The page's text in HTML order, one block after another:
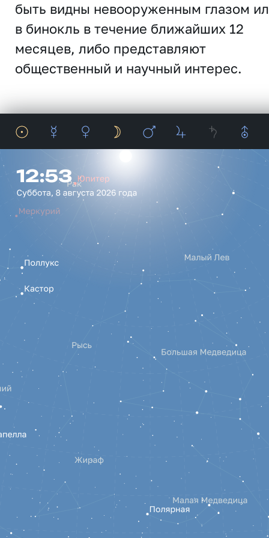
быть видны невооруженным глазом
в бинокль в течение ближайших 12
месяцев, либо представляют
общественный и научный интерес.